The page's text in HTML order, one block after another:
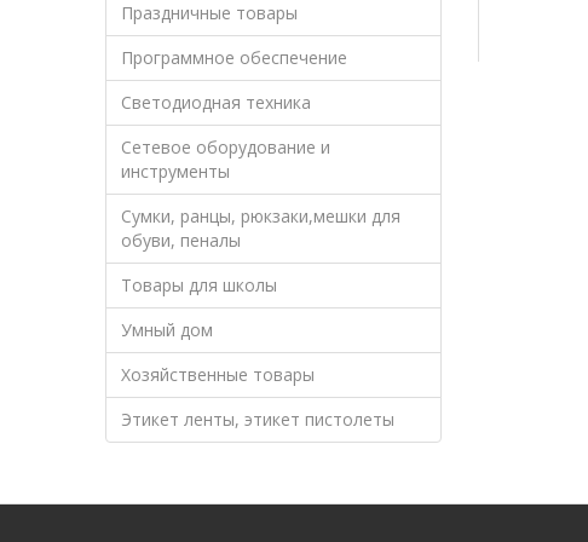
Праздничные товары
Программное обеспечение
Светодиодная техника
Сетевое оборудование и
инструменты
Сумки, ранцы, рюкзаки,мешки для
обуви, пеналы
Товары для школы
Умный дом
Хозяйственные товары
Этикет ленты, этикет пистолеты